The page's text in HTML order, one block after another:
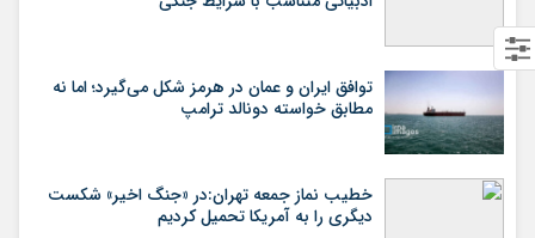
توافق ایران و عمان در هرمز شکل می‌گیرد؛ اما نه
مطابق خواسته دونالد ترامپ
خطیب نماز جمعه تهران:در «جنگ اخیر» شکست
دیگری را به آمریکا تحمیل کردیم